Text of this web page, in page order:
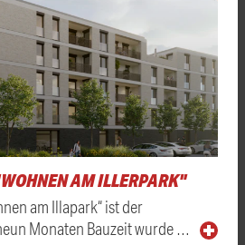
AM ILLERPARK"
am Illapark“ ist der
Monaten Bauzeit wurde …